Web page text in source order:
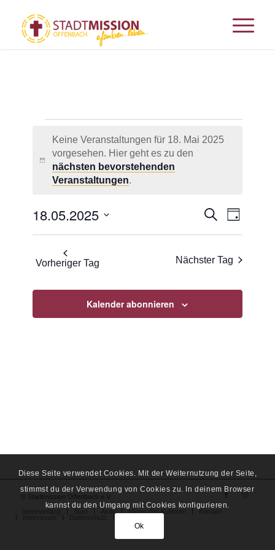
18.
Mai
2025
Hinweis
Keine Veranstaltungen für 18. Mai 2025
vorgesehen. Hier geht es zu den
nächsten bevorstehenden
Veranstaltungen.
Suche
Suche
Tag
18.05.2025
Vorheriger Tag Nächster Tag
Kalender abonnieren
© Stadtmission Offenbach e.V.
Aktiv Hinter den Kulissen
Kontakt
Diese Seite verwendet Cookies. Mit der Weiternutzung der Seite,
stimmst du der Verwendung von Cookies zu. In deinem Browser
kannst du den Umgang mit Cookies konfigurieren.
Ok